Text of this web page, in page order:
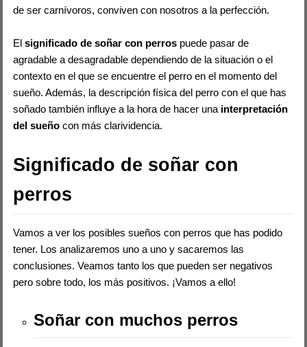
de ser carnívoros, conviven con nosotros a la perfección.
Elsignificado de soñar con perros puede pasar de
agradable a desagradable dependiendo de la situación o el
contexto en el que se encuentre el perro en el momento del
sueño. Además, la descripción física del perro con el que has
soñado también influye a la hora de hacer una interpretación
del sueño con más clarividencia.
Significado de soñar con
perros
Vamos a ver los posibles sueños con perros que has podido
tener. Los analizaremos uno a uno y sacaremos las
conclusiones. Veamos tanto los que pueden ser negativos
pero sobre todo, los más positivos. ¡Vamos a ello!
Soñar con muchos perros